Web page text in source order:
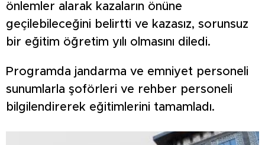
önlemler alarak kazaların önüne
geçilebileceğini belirtti ve kazasız, sorunsuz
bir eğitim öğretim yılı olmasını diledi.
Programda jandarma ve emniyet personeli
sunumlarla şoförleri ve rehber personeli
bilgilendirerek eğitimlerini tamamladı.